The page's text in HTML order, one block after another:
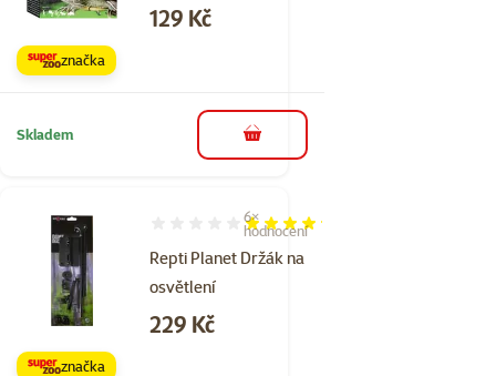
Cena
129 Kč
značka
Skladem do košíku
Repti Planet Držák na
osvětlení
Hodnocení 83%, počet hodnocení: 6
6×
hodnocení
Cena
229 Kč
značka